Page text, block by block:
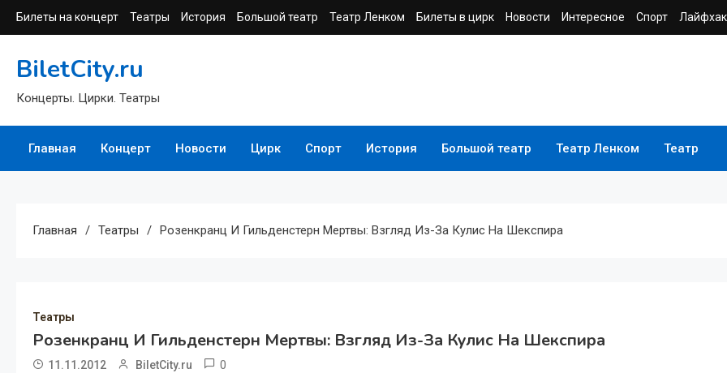
Перейти
к
Билеты на концерт Театры История Большой театр Театр Ленком Билеты в цирк Новости Интересное Спорт Лайфхак
BiletCity.ru
Концерты. Цирки. Театры
Главная Концерт Новости Цирк Спорт История Большой театр Театр Ленком Театр
Главная Театры Розенкранц И Гильденстерн Мертвы: Взгляд Из-За Кулис На Шекспира
Театры
Розенкранц И Гильденстерн Мертвы: Взгляд Из-За Кулис На Шекспира
11.11.2012 BiletCity.ru 0